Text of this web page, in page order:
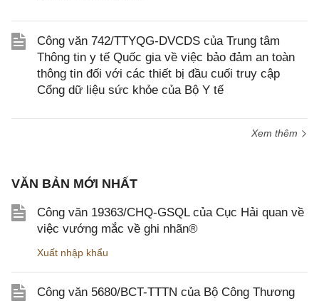
Công văn 742/TTYQG-DVCDS của Trung tâm
Thông tin y tế Quốc gia về việc bảo đảm an toàn
thông tin đối với các thiết bị đầu cuối truy cập
Cổng dữ liệu sức khỏe của Bộ Y tế
Xem thêm
VĂN BẢN MỚI NHẤT
Công văn 19363/CHQ-GSQL của Cục Hải quan về
việc vướng mắc về ghi nhãn®
Xuất nhập khẩu
Công văn 5680/BCT-TTTN của Bộ Công Thương